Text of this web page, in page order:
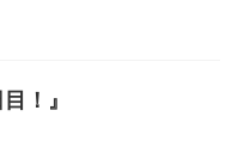
！』